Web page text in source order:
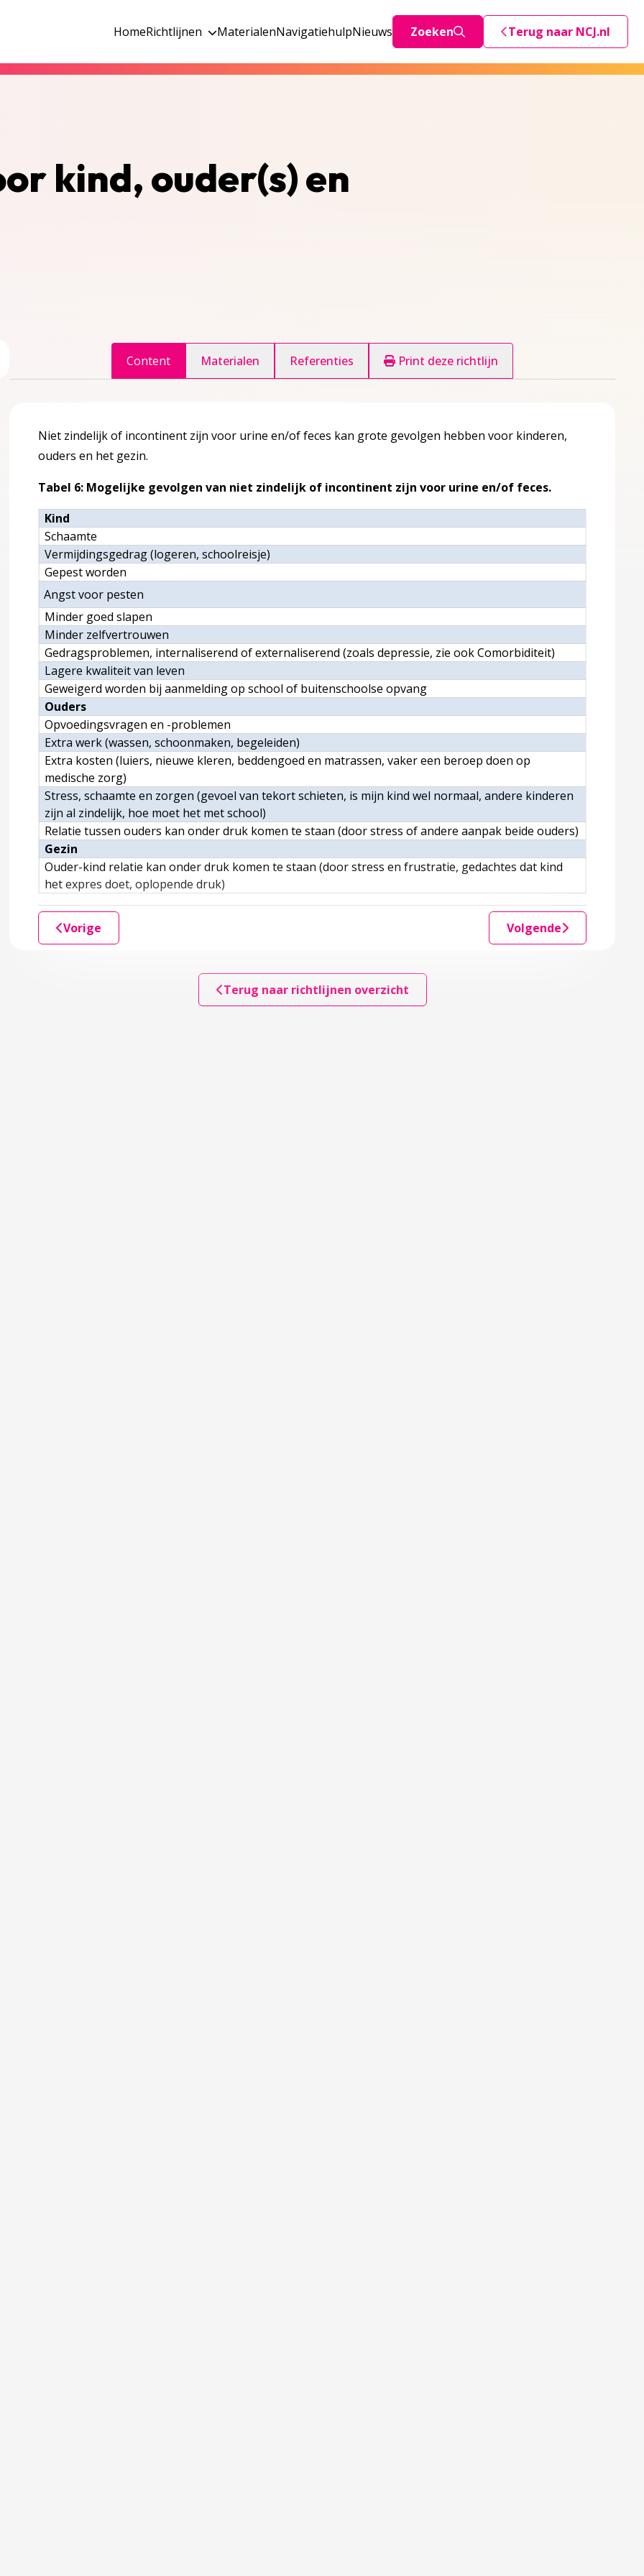
HomeRichtlijnen MaterialenNavigatiehulpNieuws Zoeken Terug naar NCJ.nl
Deze link stuurt je terug
kind, ouder(s) en
inhoudsopgave
over 1 Inleiding
over 2 Kennismodule
van zindelijkheid
van ouders
en gezin
en signaleren
over 3 Preventie en signaleren
4 Samenwerken en verwijzen
over 4 Samenwerken en verwijzen
over 5 Begeleiden
over 6 Bijlagen
professionals over preventie zindelijkheidsproblematiek
bij onzindelijkheid en incontinentie
en LUTS
(urine)
(feces)
overdag
< 1 jaar
≥ 1 jaar
zindelijkheidsproblematiek
over 7 Totstandkoming
over 8 Verantwoording
exclusiecriteria)
Content Materialen Referenties Print deze richtlijn
Niet zindelijk of incontinent zijn voor urine en/of feces kan grote gevolgen hebben voor kinderen,
ouders en het gezin.
Tabel 6: Mogelijke gevolgen van niet zindelijk of incontinent zijn voor urine en/of feces.
Kind
Schaamte
Vermijdingsgedrag (logeren, schoolreisje)
Gepest worden
Angst voor pesten
Minder goed slapen
Minder zelfvertrouwen
Gedragsproblemen, internaliserend of externaliserend (zoals depressie, zie ook Comorbiditeit)
Lagere kwaliteit van leven
Geweigerd worden bij aanmelding op school of buitenschoolse opvang
Ouders
Opvoedingsvragen en -problemen
Extra werk (wassen, schoonmaken, begeleiden)
Extra kosten (luiers, nieuwe kleren, beddengoed en matrassen, vaker een beroep doen op
medische zorg)
Stress, schaamte en zorgen (gevoel van tekort schieten, is mijn kind wel normaal, andere kinderen
zijn al zindelijk, hoe moet het met school)
Relatie tussen ouders kan onder druk komen te staan (door stress of andere aanpak beide ouders)
Gezin
Ouder-kind relatie kan onder druk komen te staan (door stress en frustratie, gedachtes dat kind
het expres doet, oplopende druk)
Vorige Volgende
Terug naar richtlijnen overzicht